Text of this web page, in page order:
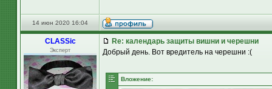
14 июн 2020 16:04
CLASSic
Эксперт
Re: календарь защиты вишни и черешни
Добрый день. Вот вредитель на черешни :(
Вложение: